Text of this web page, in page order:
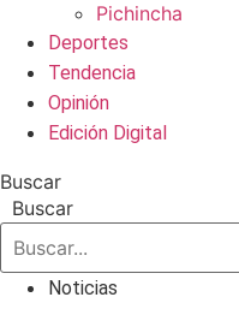
Pichincha
Deportes
Tendencia
Opinión
Edición Digital
Buscar
Buscar
Noticias